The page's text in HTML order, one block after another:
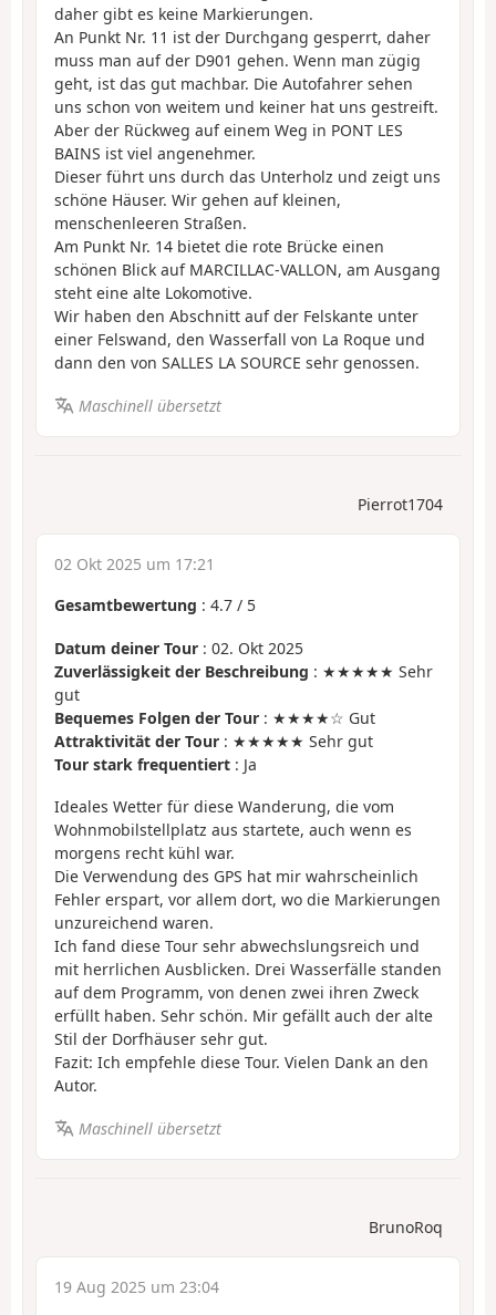
daher gibt es keine Markierungen.
An Punkt Nr. 11 ist der Durchgang gesperrt, daher
muss man auf der D901 gehen. Wenn man zügig
geht, ist das gut machbar. Die Autofahrer sehen
uns schon von weitem und keiner hat uns gestreift.
Aber der Rückweg auf einem Weg in PONT LES
BAINS ist viel angenehmer.
Dieser führt uns durch das Unterholz und zeigt uns
schöne Häuser. Wir gehen auf kleinen,
menschenleeren Straßen.
Am Punkt Nr. 14 bietet die rote Brücke einen
schönen Blick auf MARCILLAC-VALLON, am Ausgang
steht eine alte Lokomotive.
Wir haben den Abschnitt auf der Felskante unter
einer Felswand, den Wasserfall von La Roque und
dann den von SALLES LA SOURCE sehr genossen.
Maschinell übersetzt
Pierrot1704
02 Okt 2025 um 17:21
Gesamtbewertung : 4.7 / 5
Datum deiner Tour : 02. Okt 2025
Zuverlässigkeit der Beschreibung : ★★★★★ Sehr
gut
Bequemes Folgen der Tour : ★★★★☆ Gut
Attraktivität der Tour : ★★★★★ Sehr gut
Tour stark frequentiert : Ja
Ideales Wetter für diese Wanderung, die vom
Wohnmobilstellplatz aus startete, auch wenn es
morgens recht kühl war.
Die Verwendung des GPS hat mir wahrscheinlich
Fehler erspart, vor allem dort, wo die Markierungen
unzureichend waren.
Ich fand diese Tour sehr abwechslungsreich und
mit herrlichen Ausblicken. Drei Wasserfälle standen
auf dem Programm, von denen zwei ihren Zweck
erfüllt haben. Sehr schön. Mir gefällt auch der alte
Stil der Dorfhäuser sehr gut.
Fazit: Ich empfehle diese Tour. Vielen Dank an den
Autor.
Maschinell übersetzt
BrunoRoq
19 Aug 2025 um 23:04